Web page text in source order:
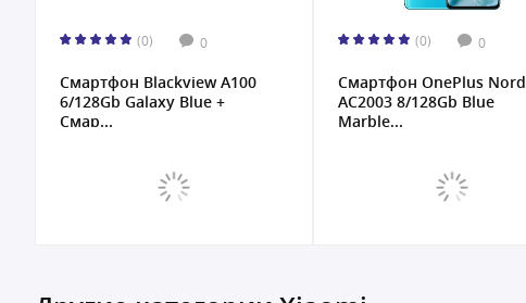
(0) 0
Смартфон Blackview A100
6/128Gb Galaxy Blue +
Смар...
(0) 0
Смартфон OnePlus Nord
AC2003 8/128Gb Blue
Marble...